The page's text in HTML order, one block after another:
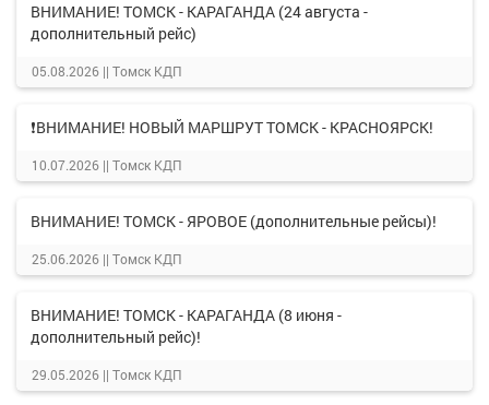
ВНИМАНИЕ! ТОМСК - КАРАГАНДА (24 августа -
дополнительный рейс)
05.08.2026 || Томск КДП
❗ВНИМАНИЕ! НОВЫЙ МАРШРУТ ТОМСК - КРАСНОЯРСК!
10.07.2026 || Томск КДП
ВНИМАНИЕ! ТОМСК - ЯРОВОЕ (дополнительные рейсы)!
25.06.2026 || Томск КДП
ВНИМАНИЕ! ТОМСК - КАРАГАНДА (8 июня -
дополнительный рейс)!
29.05.2026 || Томск КДП